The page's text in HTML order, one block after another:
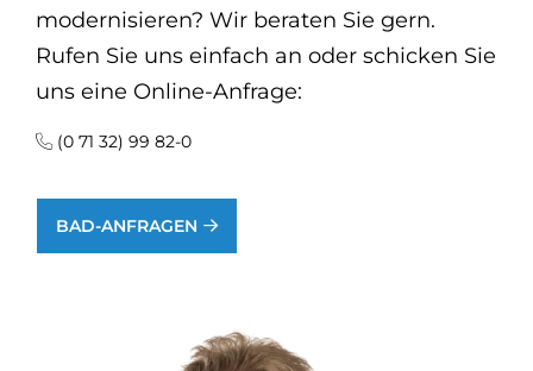
modernisieren? Wir beraten Sie gern.
Rufen Sie uns einfach an oder schicken Sie
uns eine Online-Anfrage:
(0 71 32) 99 82-0
BAD-ANFRAGEN